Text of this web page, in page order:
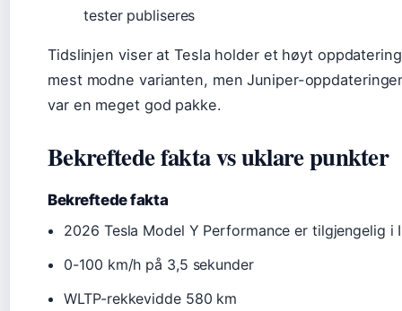
tester publiseres
Tidslinjen viser at Tesla holder et høyt
mest modne varianten, men Juniper-
var en meget god pakke.
Bekreftede fakta vs uklare punkter
Bekreftede fakta
2026 Tesla Model Y Performance er tilgjengelig i
0-100 km/h på 3,5 sekunder
WLTP-rekkevidde 580 km